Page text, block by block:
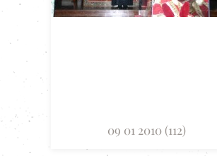
09 01 2010 (112)